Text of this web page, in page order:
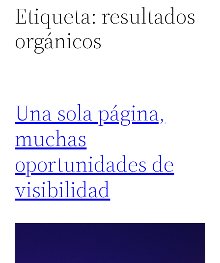
Etiqueta: resultados
orgánicos
Una sola página,
muchas
oportunidades de
visibilidad